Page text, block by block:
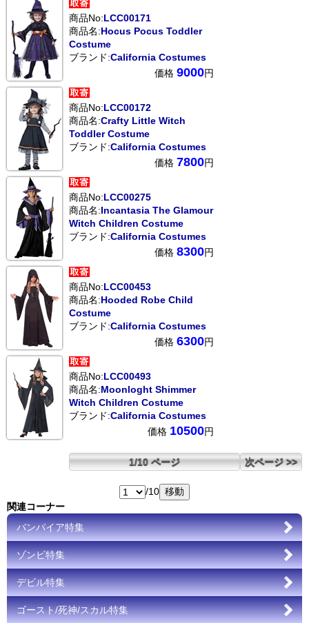
商品No:LCC00171
商品名:Hocus Pocus Toddler
Costume
ブランド:California Costumes
価格 9000円
商品No:LCC00172
商品名:Crafty Little Witch
Toddler Costume
ブランド:California Costumes
価格 7800円
商品No:LCC00275
商品名:Incantasia The Glamour
Witch Children Costume
ブランド:California Costumes
価格 8300円
商品No:LCC00453
商品名:Hooded Robe Child
Costume
ブランド:California Costumes
価格 6300円
商品No:LCC00493
商品名:Moonloght Shimmer
Witch Children Costume
ブランド:California Costumes
価格 10500円
1/10 ページ 次ページ >>
/10
関連コーナー
バンパイア特集
ゾンビ特集
デビル特集
ゴースト/死神/スカル特集